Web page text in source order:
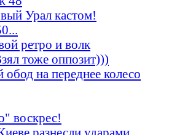
Урал кастом!
ретро и волк
тоже оппозит)))
на переднее колесо
воскрес!
разнесли ударами